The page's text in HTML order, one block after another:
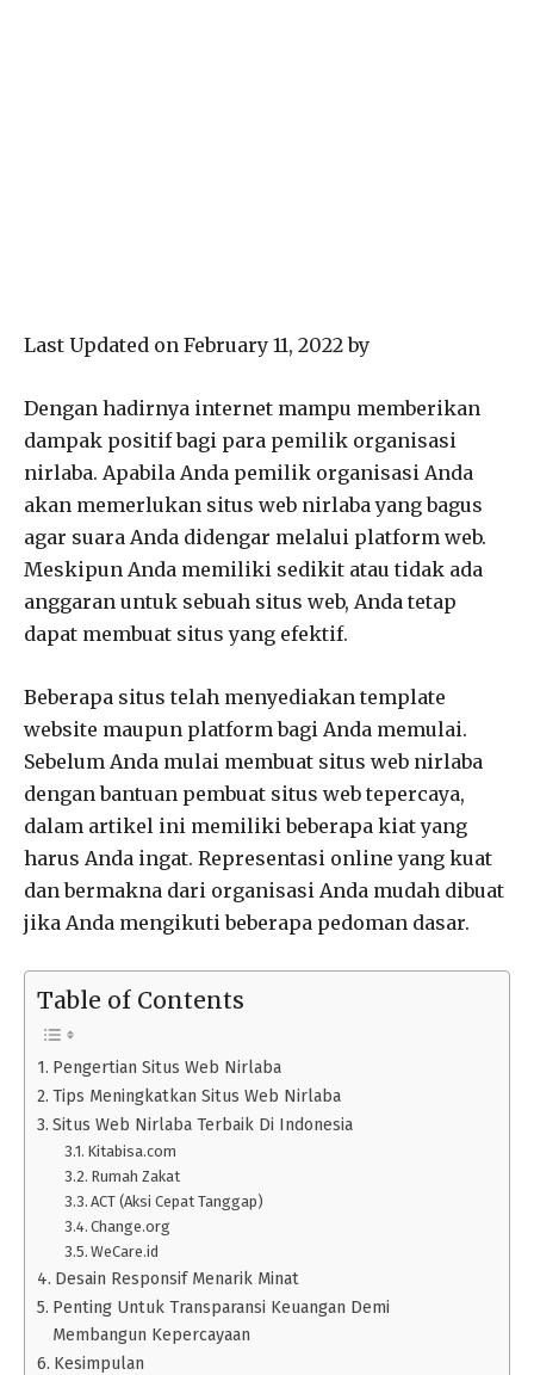
Last Updated on February 11, 2022 by
Dengan hadirnya internet mampu memberikan
dampak positif bagi para pemilik organisasi
nirlaba. Apabila Anda pemilik organisasi Anda
akan memerlukan situs web nirlaba yang bagus
agar suara Anda didengar melalui platform web.
Meskipun Anda memiliki sedikit atau tidak ada
anggaran untuk sebuah situs web, Anda tetap
dapat membuat situs yang efektif.
Beberapa situs telah menyediakan template
website maupun platform bagi Anda memulai.
Sebelum Anda mulai membuat situs web nirlaba
dengan bantuan pembuat situs web tepercaya,
dalam artikel ini memiliki beberapa kiat yang
harus Anda ingat. Representasi online yang kuat
dan bermakna dari organisasi Anda mudah dibuat
jika Anda mengikuti beberapa pedoman dasar.
Table of Contents
Pengertian Situs Web Nirlaba
Tips Meningkatkan Situs Web Nirlaba
Situs Web Nirlaba Terbaik Di Indonesia
Kitabisa.com
Rumah Zakat
ACT (Aksi Cepat Tanggap)
Change.org
WeCare.id
Desain Responsif Menarik Minat
Penting Untuk Transparansi Keuangan Demi
Membangun Kepercayaan
Kesimpulan